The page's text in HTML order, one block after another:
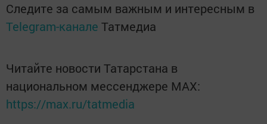
Следите за самым важным и интересным в
Telegram-канале Татмедиа
Читайте новости Татарстана в
национальном мессенджере MАХ:
https://max.ru/tatmedia